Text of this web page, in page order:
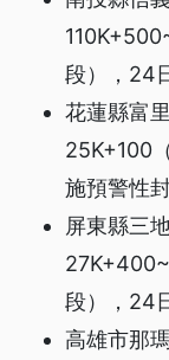
段），24
花蓮縣富
25K+100
施預警性封
屏東縣三
段），24
高雄市那